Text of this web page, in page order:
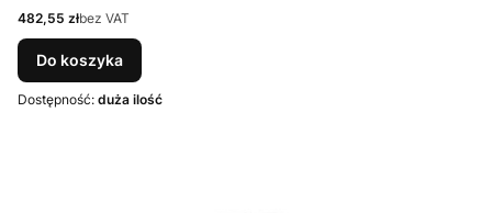
Cena
482,55 złbez VAT
Do koszyka
Dostępność: duża ilość